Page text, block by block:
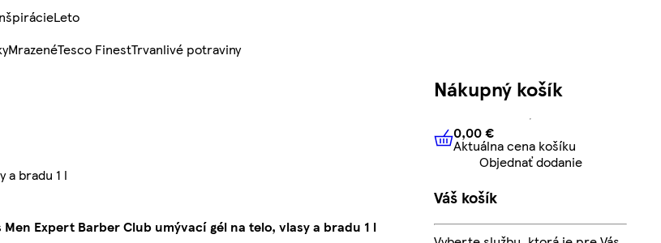
Leto
MrazenéTesco FinestTrvanlivé potraviny
a bradu 1 l
Men Expert Barber Club umývací gél na telo, vlasy a bradu 1 l
Nákupný košík
0,00 € Aktuálna cena košíku
0,00 €
Aktuálna cena košíku
Objednať dodanie
Váš košík